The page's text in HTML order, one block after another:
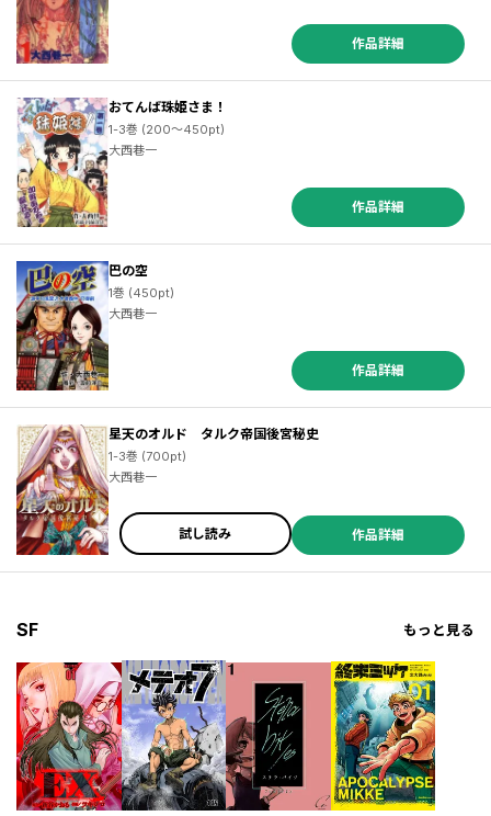
作品詳細
おてんば珠姫さま！
1-3巻 (200～450pt)
大西巷一
作品詳細
巴の空
1巻 (450pt)
大西巷一
作品詳細
星天のオルド タルク帝国後宮秘史
1-3巻 (700pt)
大西巷一
試し読み 作品詳細
SF もっと見る